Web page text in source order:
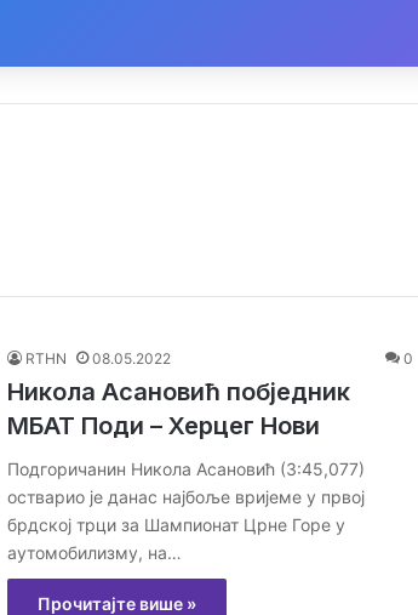
RTHN 08.05.2022 0
Никола Асановић побједник
МБАТ Поди – Херцег Нови
Подгоричанин Никола Асановић (3:45,077)
остварио је данас најбоље вријеме у првој
брдској трци за Шампионат Црне Горе у
аутомобилизму, на…
Прочитајте више »